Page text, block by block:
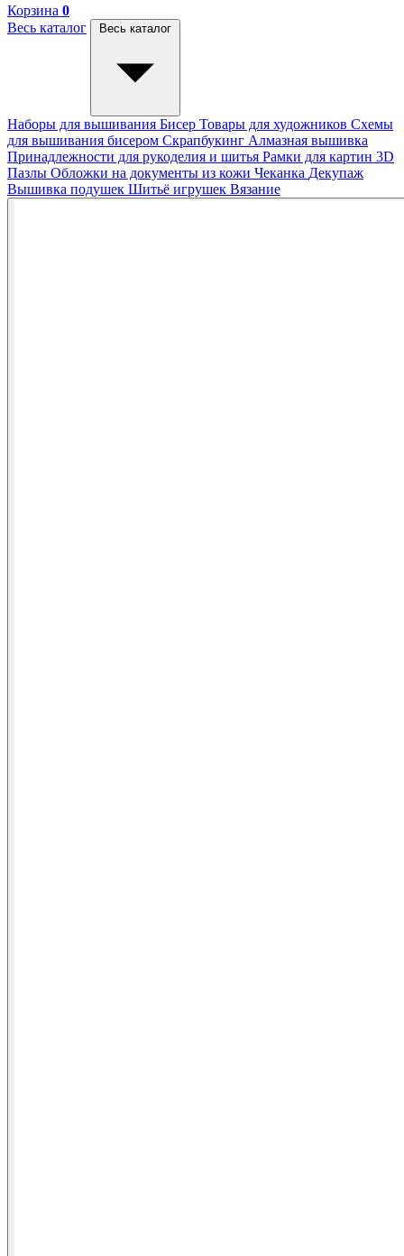
Корзина 0
Весь каталог
Весь каталог
Наборы для вышивания Бисер Товары для художников Схемы
для вышивания бисером Скрапбукинг Алмазная вышивка
Принадлежности для рукоделия и шитья Рамки для картин 3D
Пазлы Обложки на документы из кожи Чеканка Декупаж
Вышивка подушек Шитьё игрушек Вязание